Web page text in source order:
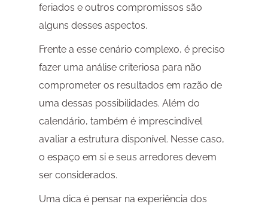
feriados e outros compromissos são
alguns desses aspectos.
Frente a esse cenário complexo, é preciso
fazer uma análise criteriosa para não
comprometer os resultados em razão de
uma dessas possibilidades. Além do
calendário, também é imprescindível
avaliar a estrutura disponível. Nesse caso,
o espaço em si e seus arredores devem
ser considerados.
Uma dica é pensar na experiência dos